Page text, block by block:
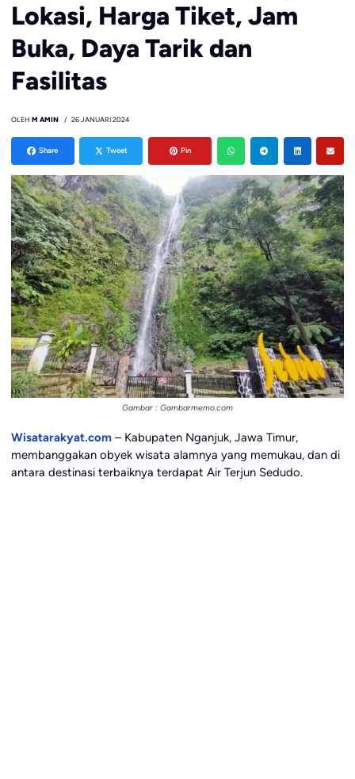
Lokasi, Harga Tiket, Jam
Buka, Daya Tarik dan
Fasilitas
OLEH M AMIN 26 JANUARI 2024
Share Tweet Pin
Gambar : Gambarmemo.com
Wisatarakyat.com– Kabupaten Nganjuk, Jawa Timur,
membanggakan obyek wisata alamnya yang memukau, dan di
antara destinasi terbaiknya terdapat Air Terjun Sedudo.